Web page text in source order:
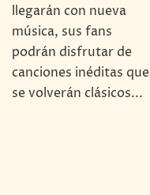
llegarán con nueva
música, sus fans
podrán disfrutar de
canciones inéditas que
se volverán clásicos...